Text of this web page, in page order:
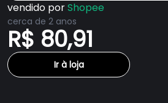
vendido porShopee
cerca de 2 anos
R$ 80,91
Ir à loja